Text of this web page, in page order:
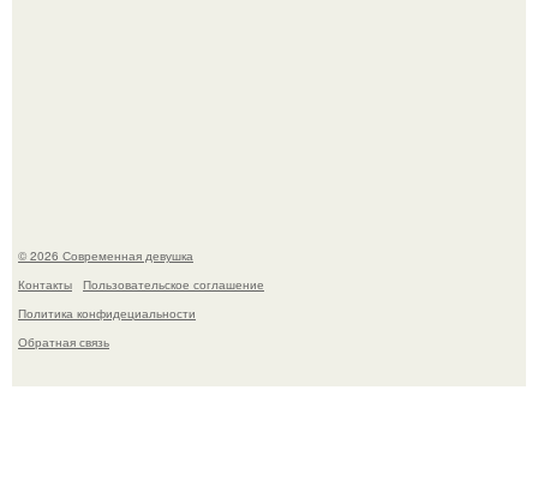
© 2026 Современная девушка
Контакты
Пользовательское соглашение
Политика конфидециальности
Обратная связь